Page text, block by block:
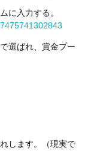
に入力する。
選ばれ、賞金プー
します。（現実で